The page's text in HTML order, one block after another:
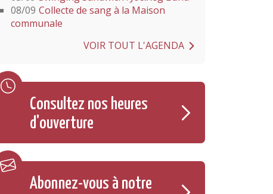
08/09 Collecte de sang à la Maison
communale
VOIR TOUT L'AGENDA
Consultez nos heures
d'ouverture
Abonnez-vous à notre